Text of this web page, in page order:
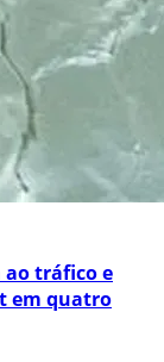
ao tráfico e
em quatro